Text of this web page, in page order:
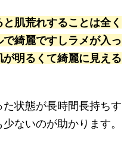
肌荒れすることは全く
綺麗ですしラメが入っ
明るくて綺麗に見える
状態が長時間長持ちす
ないのが助かります。